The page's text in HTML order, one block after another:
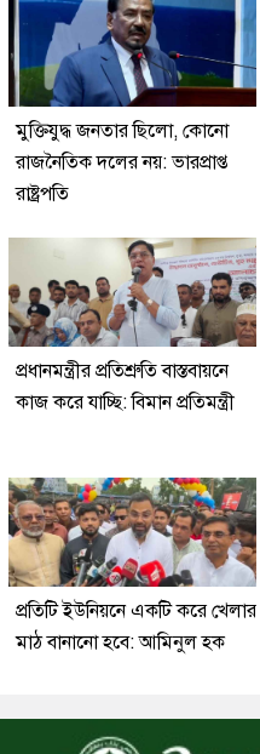
মুক্তিযুদ্ধ জনতার ছিলো, কোনো
রাজনৈতিক দলের নয়: ভারপ্রাপ্ত
রাষ্ট্রপতি
প্রধানমন্ত্রীর প্রতিশ্রুতি বাস্তবায়নে
কাজ করে যাচ্ছি: বিমান প্রতিমন্ত্রী
প্রতিটি ইউনিয়নে একটি করে খেলার
মাঠ বানানো হবে: আমিনুল হক